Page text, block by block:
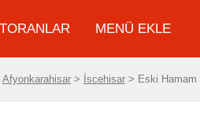
MENÜ EKLE
Afyonkarahisar > İscehisar > Eski Hamam